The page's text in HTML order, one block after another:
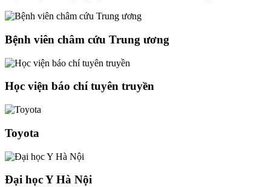
Bệnh viên châm cứu Trung ương
Học viện báo chí tuyên truyền
Toyota
Đại học Y Hà Nội